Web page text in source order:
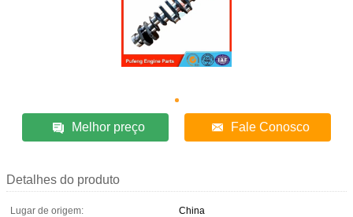
Melhor preço Fale Conosco
Detalhes do produto
Lugar de origem:
China